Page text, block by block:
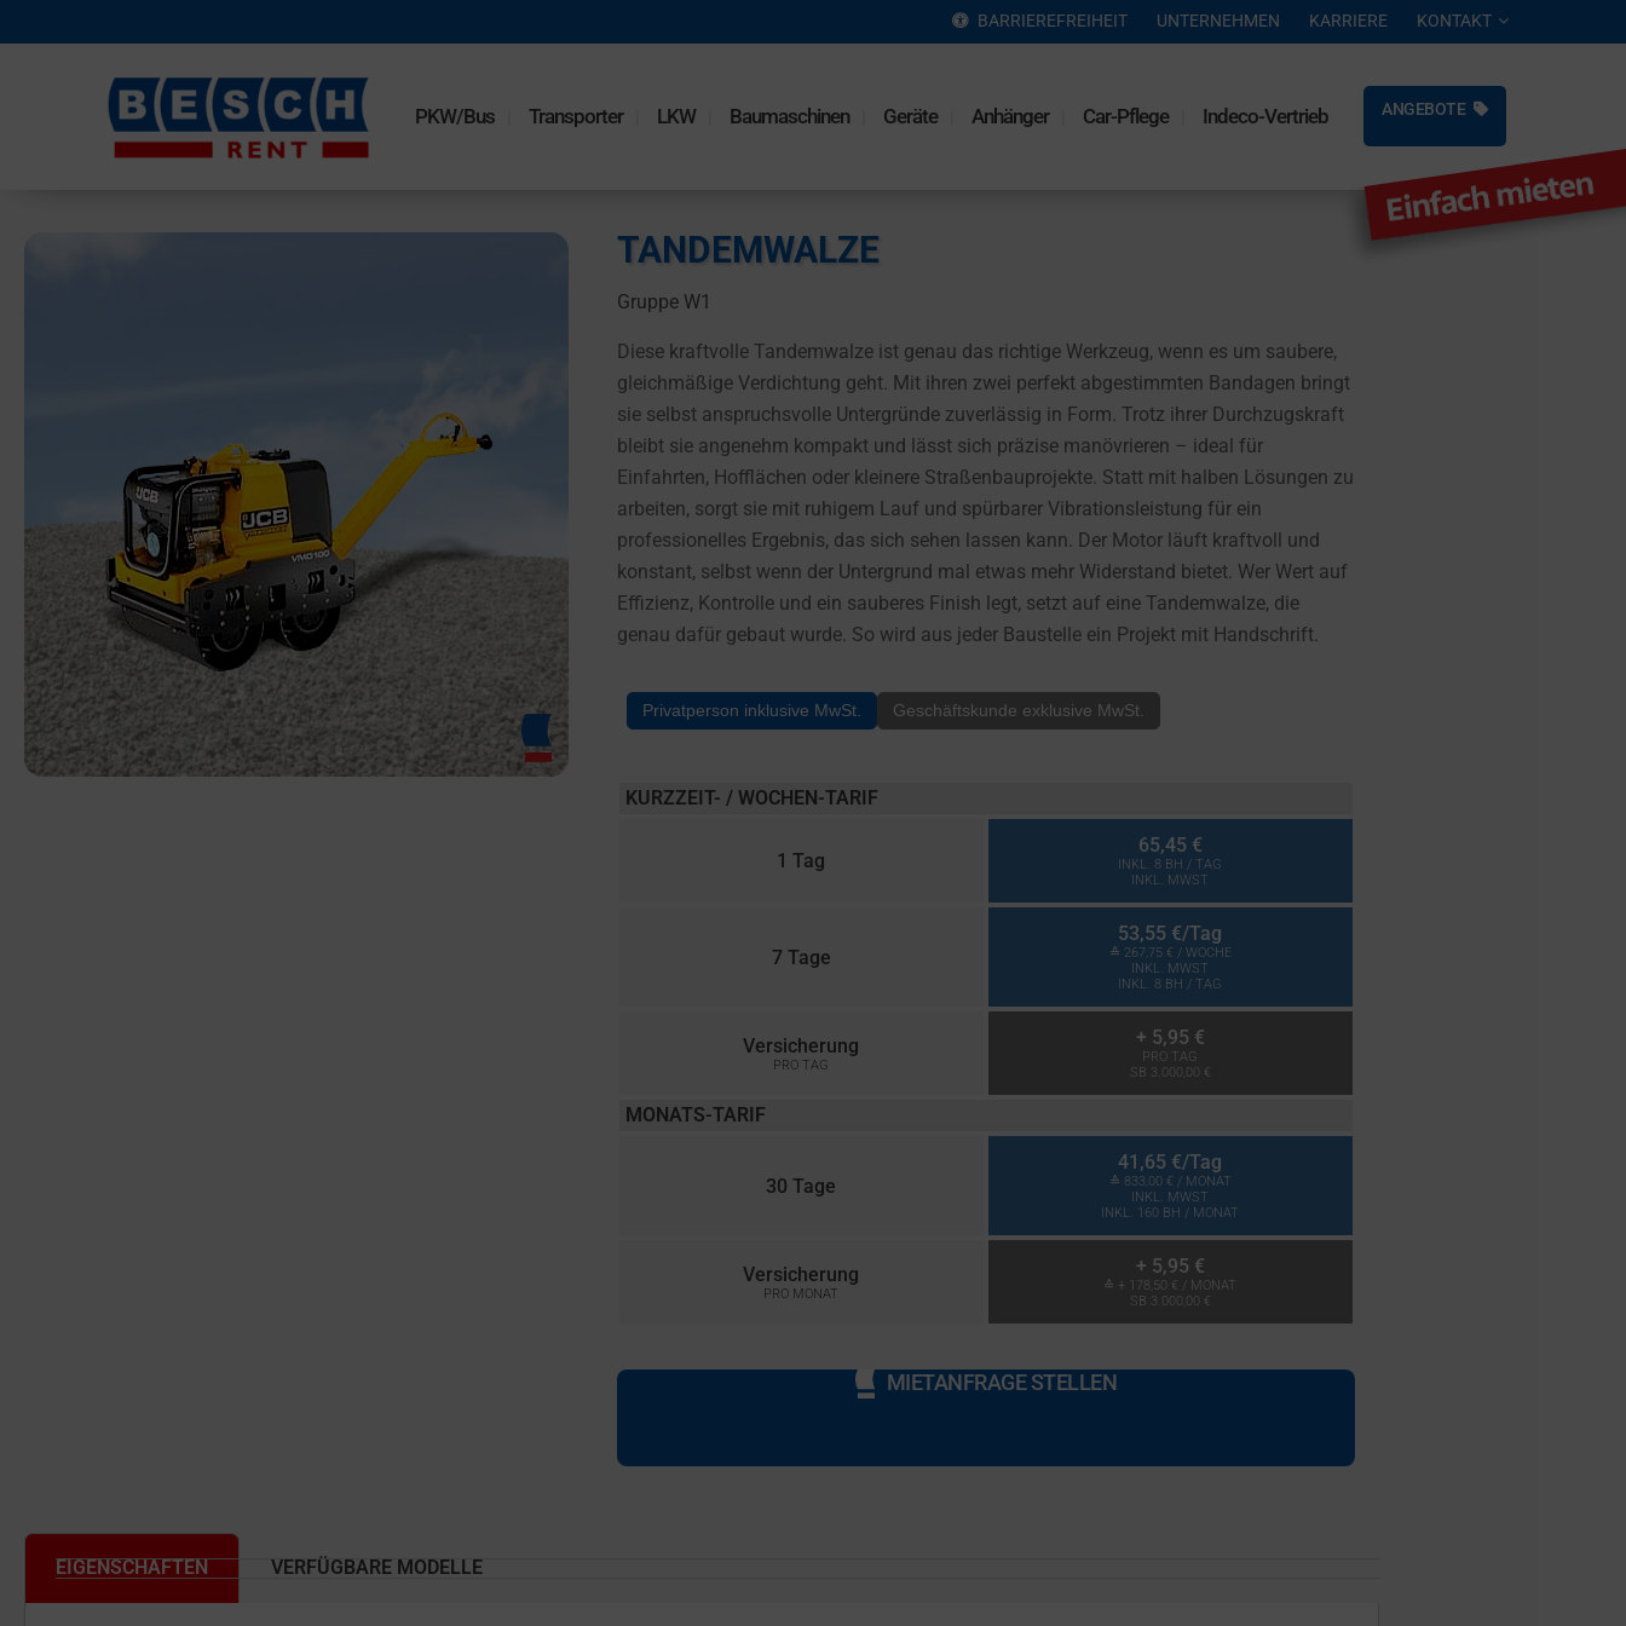
BARRIEREFREIHEIT UNTERNEHMEN KARRIERE KONTAKT
ANGEBOTE
PKW/Bus Transporter LKW Baumaschinen Geräte Anhänger Car-Pflege Indeco-Vertrieb
TANDEMWALZE
Gruppe W1
Diese kraftvolle Tandemwalze ist genau das richtige Werkzeug, wenn es um saubere,
gleichmäßige Verdichtung geht. Mit ihren zwei perfekt abgestimmten Bandagen bringt
sie selbst anspruchsvolle Untergründe zuverlässig in Form. Trotz ihrer Durchzugskraft
bleibt sie angenehm kompakt und lässt sich präzise manövrieren – ideal für
Einfahrten, Hofflächen oder kleinere Straßenbauprojekte. Statt mit halben Lösungen zu
arbeiten, sorgt sie mit ruhigem Lauf und spürbarer Vibrationsleistung für ein
professionelles Ergebnis, das sich sehen lassen kann. Der Motor läuft kraftvoll und
konstant, selbst wenn der Untergrund mal etwas mehr Widerstand bietet. Wer Wert auf
Effizienz, Kontrolle und ein sauberes Finish legt, setzt auf eine Tandemwalze, die
genau dafür gebaut wurde. So wird aus jeder Baustelle ein Projekt mit Handschrift.
Privatperson inklusive MwSt. Geschäftskunde exklusive MwSt.
KURZZEIT- / WOCHEN-TARIF
1 Tag
65,45 €
INKL. 8 BH / TAG
INKL. MWST
7 Tage
53,55 €/Tag
≙ 267,75 € / WOCHE
INKL. MWST
INKL. 8 BH / TAG
Versicherung
PRO TAG
+ 5,95 €
PRO TAG
SB 3.000,00 €
MONATS-TARIF
30 Tage
41,65 €/Tag
≙ 833,00 € / MONAT
INKL. MWST
INKL. 160 BH / MONAT
Versicherung
PRO MONAT
+ 5,95 €
≙ + 178,50 € / MONAT
SB 3.000,00 €
MIETANFRAGE STELLEN
EIGENSCHAFTEN VERFÜGBARE MODELLE